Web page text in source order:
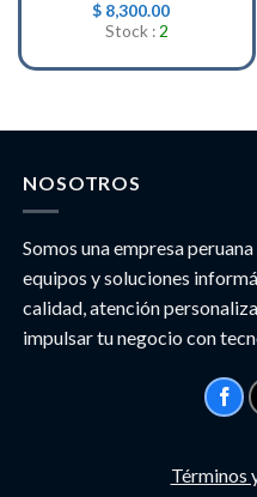
$ 8,300.00
Stock :2
NOSOTROS
Somos una empresa
equipos y soluciones
calidad, atención
impulsar tu negocio con
Términos